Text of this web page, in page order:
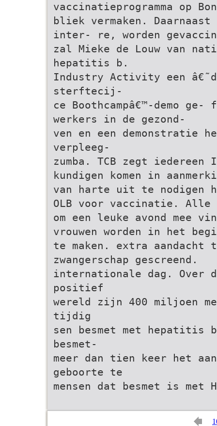
vaccinatieprogramma op
bliek vermaken.
inter- re, worden
zal Mieke de Louw van
hepatitis b.
Industry Activity een
sterftecij-
ce Boothcampâ€™-demo
werkers in de gezond-
ven en een demonstratie
verpleeg-
zumba. TCB zegt
kundigen komen in
van harte uit te nodigen
OLB voor vaccinatie. Alle
om een leuke avond mee
vrouwen worden in het
te maken. extra aandacht
zwangerschap gescreend.
internationale dag. Over
positief
wereld zijn 400 miljoen
tijdig
sen besmet met hepatitis
besmet-
meer dan tien keer het
geboorte te
mensen dat besmet is met